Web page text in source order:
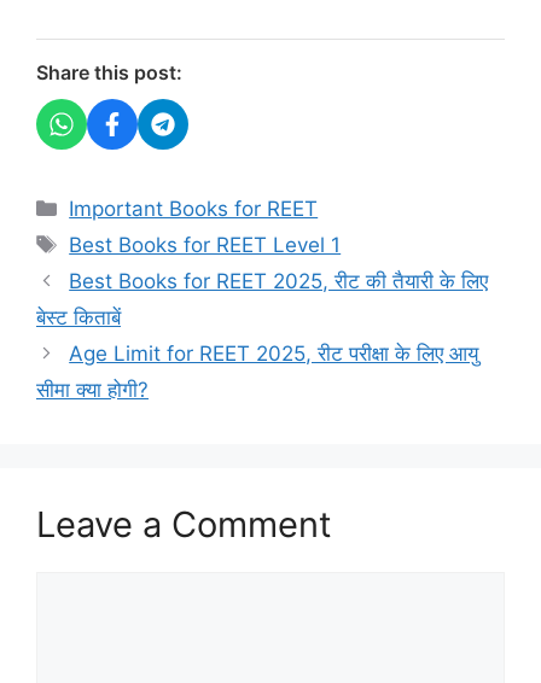
Share this post:
Categories
Important Books for REET
Tags
Best Books for REET Level 1
Best Books for REET 2025, रीट की तैयारी के लिए
बेस्ट किताबें
Age Limit for REET 2025, रीट परीक्षा के लिए आयु
सीमा क्या होगी?
Leave a Comment